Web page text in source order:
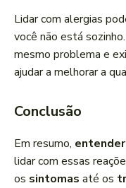
Lidar com alergias
você não está
mesmo problema e
ajudar a melhorar a
Conclusão
Em resumo,
lidar com essas
os sintomas até os